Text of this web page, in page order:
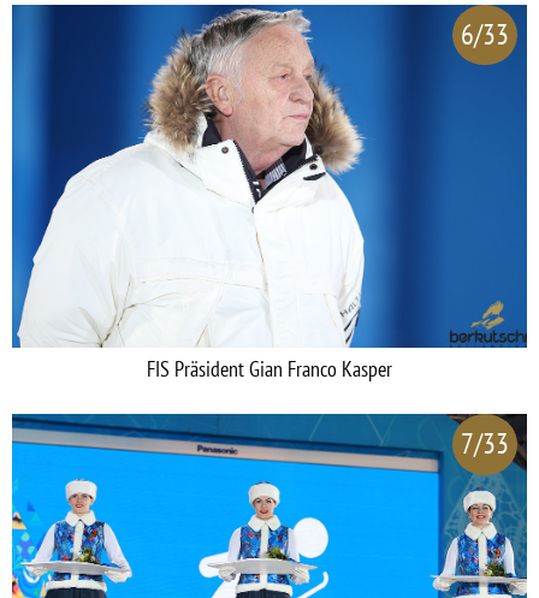
6/33
FIS Präsident Gian Franco Kasper
7/33